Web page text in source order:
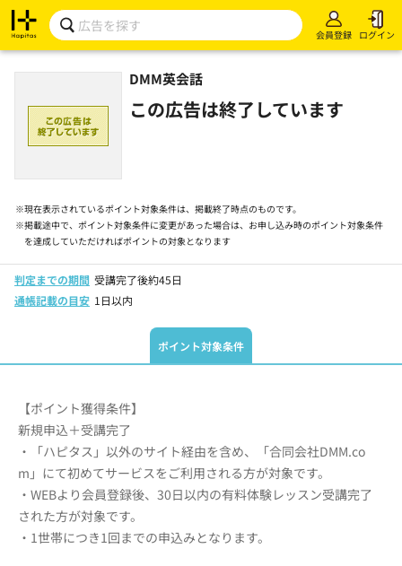
会員登録 ログイン
DMM英会話
この広告は終了しています
※現在表示されているポイント対象条件は、掲載終了時点のものです。
※掲載途中で、ポイント対象条件に変更があった場合は、お申し込み時のポイント対象条件
を達成していただければポイントの対象となります
判定までの期間 受講完了後約45日
通帳記載の目安 1日以内
ポイント対象条件
【ポイント獲得条件】
新規申込＋受講完了
・「ハピタス」以外のサイト経由を含め、「合同会社DMM.co
m」にて初めてサービスをご利用される方が対象です。
・WEBより会員登録後、30日以内の有料体験レッスン受講完了
された方が対象です。
・1世帯につき1回までの申込みとなります。